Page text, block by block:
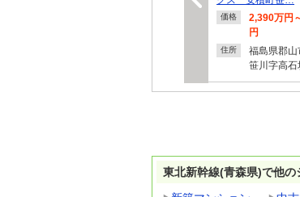
価格
2,390万円
円
住所
福島県郡山
笹川字高石
東北新幹線(青森県)で他の